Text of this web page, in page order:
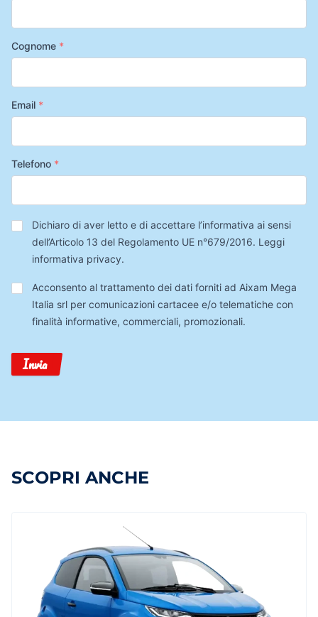
Cognome *
Email *
Telefono *
Privacy*
Dichiaro di aver letto e di accettare l’informativa ai sensi
dell’Articolo 13 del Regolamento UE n°679/2016. Leggi
informativa privacy.
Trattamento
Dati
Acconsento al trattamento dei dati forniti ad Aixam Mega
Italia srl per comunicazioni cartacee e/o telematiche con
finalità informative, commerciali, promozionali.
Invia
SCOPRI ANCHE